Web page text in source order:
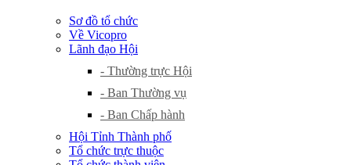
Sơ đồ tổ chức
Về Vicopro
Lãnh đạo Hội
- Thường trực Hội
- Ban Thường vụ
- Ban Chấp hành
Hội Tỉnh Thành phố
Tổ chức trực thuộc